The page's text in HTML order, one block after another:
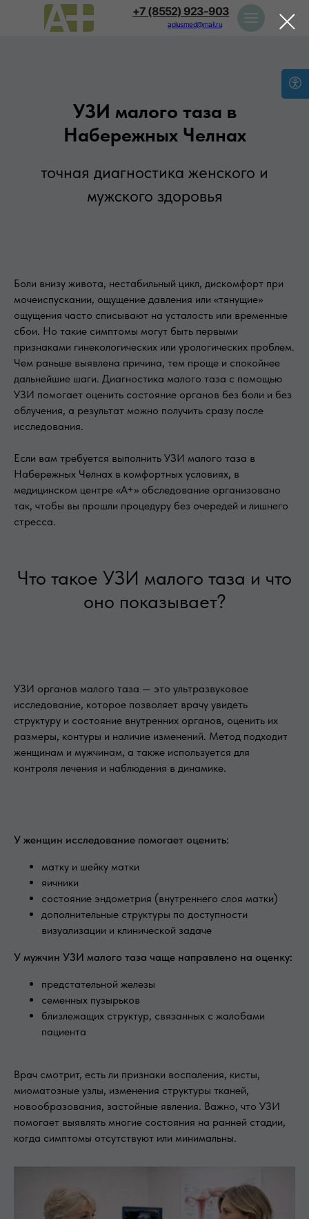
+7 (8552) 923-903
aplusmed@mail.ru
УЗИ малого таза в
Набережных Челнах
точная диагностика женского и
мужского здоровья
Боли внизу живота, нестабильный цикл, дискомфорт при
мочеиспускании, ощущение давления или «тянущие»
ощущения часто списывают на усталость или временные
сбои. Но такие симптомы могут быть первыми
признаками гинекологических или урологических проблем.
Чем раньше выявлена причина, тем проще и спокойнее
дальнейшие шаги. Диагностика малого таза с помощью
УЗИ помогает оценить состояние органов без боли и без
облучения, а результат можно получить сразу после
исследования.
Если вам требуется выполнить УЗИ малого таза в
Набережных Челнах в комфортных условиях, в
медицинском центре «А+» обследование организовано
так, чтобы вы прошли процедуру без очередей и лишнего
стресса.
Что такое УЗИ малого таза и что
оно показывает?
УЗИ органов малого таза — это ультразвуковое
исследование, которое позволяет врачу увидеть
структуру и состояние внутренних органов, оценить их
размеры, контуры и наличие изменений. Метод подходит
женщинам и мужчинам, а также используется для
контроля лечения и наблюдения в динамике.
У женщин исследование помогает оценить:
матку и шейку матки
яичники
состояние эндометрия (внутреннего слоя матки)
дополнительные структуры по доступности
визуализации и клинической задаче
У мужчин УЗИ малого таза чаще направлено на оценку:
предстательной железы
семенных пузырьков
близлежащих структур, связанных с жалобами
пациента
Врач смотрит, есть ли признаки воспаления, кисты,
миоматозные узлы, изменения структуры тканей,
новообразования, застойные явления. Важно, что УЗИ
помогает выявлять многие состояния на ранней стадии,
когда симптомы отсутствуют или минимальны.